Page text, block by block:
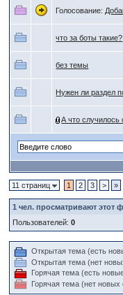
Голосование:
что за боты такие?
без темы
Нужен ли раздел
А что случилось
11 страниц 1 2 3 > »
1 чел. просматривают этот
Пользователей:0
Открытая тема (есть
Открытая тема (нет
Горячая тема (есть
Горячая тема (нет новых